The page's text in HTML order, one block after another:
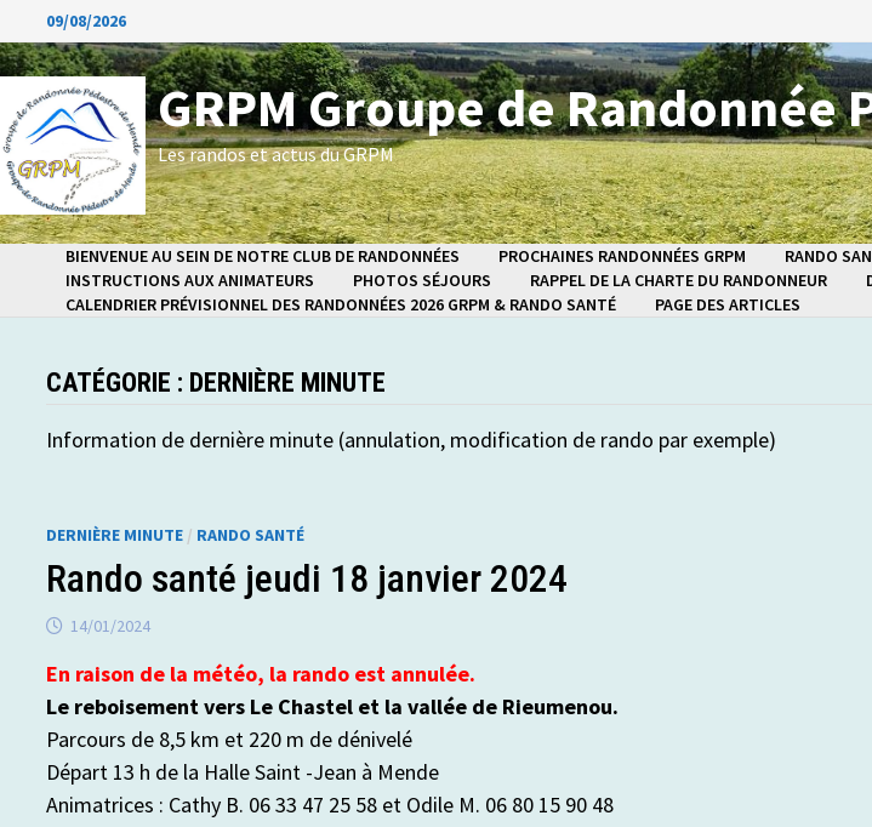
Passer
au
contenu
09/08/2026
GRPM Groupe de Randonnée
Les randos et actus du GRPM
BIENVENUE AU SEIN DE NOTRE CLUB DE RANDONNÉES PROCHAINES RANDONNÉES GRPM RANDO
INSTRUCTIONS AUX ANIMATEURS
PHOTOS SÉJOURS RAPPEL DE LA CHARTE DU RANDONNEUR
CALENDRIER PRÉVISIONNEL DES RANDONNÉES 2026 GRPM & RANDO SANTÉ
PAGE DES ARTICLES
CATÉGORIE : DERNIÈRE MINUTE
Information de dernière minute (annulation, modification de rando par exemple)
DERNIÈRE MINUTE / RANDO SANTÉ
Rando santé jeudi 18 janvier 2024
14/01/2024
En raison de la météo, la rando est annulée.
Le reboisement vers Le Chastel et la vallée de Rieumenou.
Parcours de 8,5 km et 220 m de dénivelé
Départ 13 h de la Halle Saint -Jean à Mende
Animatrices : Cathy B. 06 33 47 25 58 et Odile M. 06 80 15 90 48